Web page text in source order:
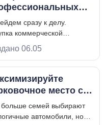
станций для
сразу к делу.
коммерческой
для
— это не то
что покупка офисной
Вы инвестируете в
оборудование
напряжения, которое
определять рабочий
вашего объекта на
06.05
место с
больше семей выбирают
автомобили, но